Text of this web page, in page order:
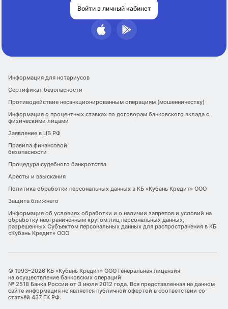
Войти в личный кабинет
Информация для нотариусов
Сертификат безопасности
Противодействие несанкционированным операциям (мошенничеству)
Информация о процентных ставках по договорам банковского вклада с
физическими лицами
Заявление в ЦБ РФ
Правила финансовой
безопасности
Процедура судебного банкротства
Аресты и взыскания
Политика обработки персональных данных в КБ «Кубань Кредит» ООО
Защита ближнего
Информация об условиях обработки и о наличии запретов и условий на
обработку неограниченным кругом лиц персональных данных,
разрешенных Субъектом персональных данных для распространения в КБ
«Кубань Кредит» ООО
© 1993–2026 КБ «Кубань Кредит» ООО Генеральная лицензия
на осуществление банковских операций
№ 2518 Банка России от 3 июля 2012 года. Вся представленная на данном
сайте информация не является публичной офертой в соответствии со
статьёй 437 ГК РФ.